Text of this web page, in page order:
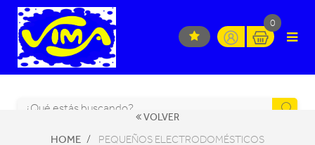
0
VOLVER
HOME PEQUEÑOS ELECTRODOMÉSTICOS